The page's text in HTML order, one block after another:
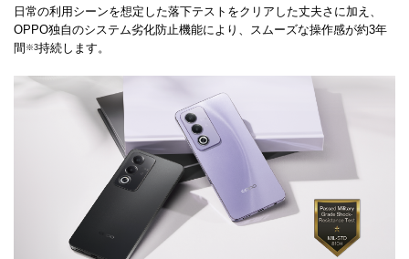
日常の利用シーンを想定した落下テストをクリアした丈夫さに加え、
OPPO独自のシステム劣化防止機能により、スムーズな操作感が約3年
間 ※3持続します。